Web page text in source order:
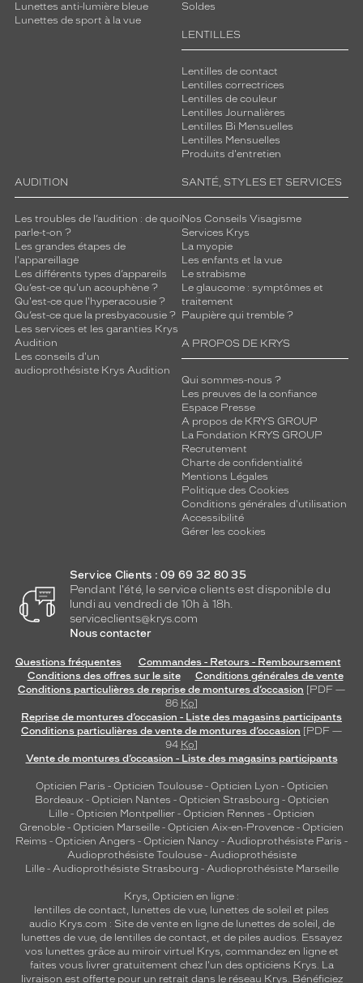
Lunettes anti-lumière bleue
Lunettes de sport à la vue
Soldes
LENTILLES
Lentilles de contact
Lentilles correctrices
Lentilles de couleur
Lentilles Journalières
Lentilles Bi Mensuelles
Lentilles Mensuelles
Produits d'entretien
AUDITION
Les troubles de l’audition : de quoi
parle-t-on ?
Les grandes étapes de
l'appareillage
Les différents types d’appareils
Qu’est-ce qu'un acouphène ?
Qu'est-ce que l'hyperacousie ?
Qu’est-ce que la presbyacousie ?
Les services et les garanties Krys
Audition
Les conseils d'un
audioprothésiste Krys Audition
SANTÉ, STYLES ET SERVICES
Nos Conseils Visagisme
Services Krys
La myopie
Les enfants et la vue
Le strabisme
Le glaucome : symptômes et
traitement
Paupière qui tremble ?
A PROPOS DE KRYS
Qui sommes-nous ?
Les preuves de la confiance
Espace Presse
A propos de KRYS GROUP
La Fondation KRYS GROUP
Recrutement
Charte de confidentialité
Mentions Légales
Politique des Cookies
Conditions générales d'utilisation
Accessibilité
Gérer les cookies
Service Clients : 09 69 32 80 35
Pendant l'été, le service clients est disponible du
lundi au vendredi de 10h à 18h.
serviceclients@krys.com
Nous contacter
Questions fréquentes
Commandes - Retours - Remboursement
Conditions des offres sur le site
Conditions générales de vente
Conditions particulières de reprise de montures d’occasion [PDF —
86 Ko]
Reprise de montures d’occasion - Liste des magasins participants
Conditions particulières de vente de montures d’occasion [PDF —
94 Ko]
Vente de montures d’occasion - Liste des magasins participants
Opticien Paris - Opticien Toulouse- Opticien Lyon - Opticien
Bordeaux- Opticien Nantes - Opticien Strasbourg - Opticien
Lille - Opticien Montpellier - Opticien Rennes - Opticien
Grenoble - Opticien Marseille - Opticien Aix-en-Provence - Opticien
Reims - Opticien Angers - Opticien Nancy - Audioprothésiste Paris -
Audioprothésiste Toulouse- Audioprothésiste
Lille- Audioprothésiste Strasbourg - Audioprothésiste Marseille
Krys, Opticien en ligne :
lentilles de contact, lunettes de vue, lunettes de soleil et piles
audio Krys.com : Site de vente en ligne de lunettes de soleil, de
lunettes de vue, de lentilles de contact, et de piles audios. Essayez
vos lunettes grâce au miroir virtuel Krys, commandez en ligne et
faites vous livrer gratuitement chez l'un des opticiens Krys. La
livraison est offerte pour un retrait dans le réseau Krys. Bénéficiez